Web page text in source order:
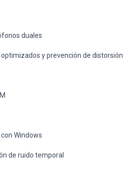
duales
y prevención de distorsión
Windows
de ruido temporal